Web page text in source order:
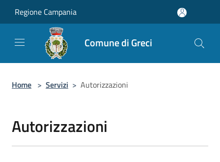
Regione Campania
Comune di Greci
Home > Servizi > Autorizzazioni
Autorizzazioni